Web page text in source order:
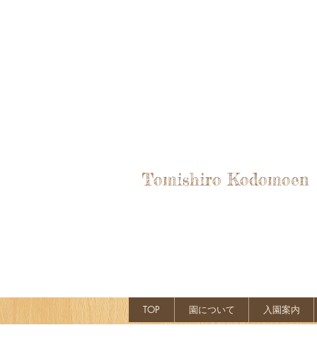
Tomishiro Kodomoen
TOP 園について 入園案内